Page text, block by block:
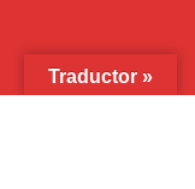
Traductor »